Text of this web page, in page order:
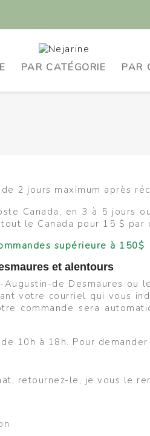
PAR CATÉGORIE PAR
2 jours maximum après
Canada, en 3 à 5 jours
le Canada pour 15 $ par
supérieure à 150$
et alentours
de Desmaures ou
votre courriel qui vous
commande sera
10h à 18h. Pour
retournez-le, je vous le